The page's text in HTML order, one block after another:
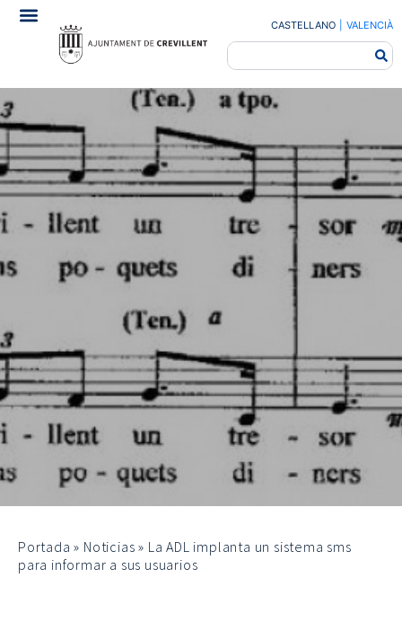
CASTELLANO VALENCIÀ
Portada » Noticias » La ADL implanta un sistema sms
para informar a sus usuarios